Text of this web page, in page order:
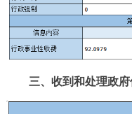
三、收到和处理政府